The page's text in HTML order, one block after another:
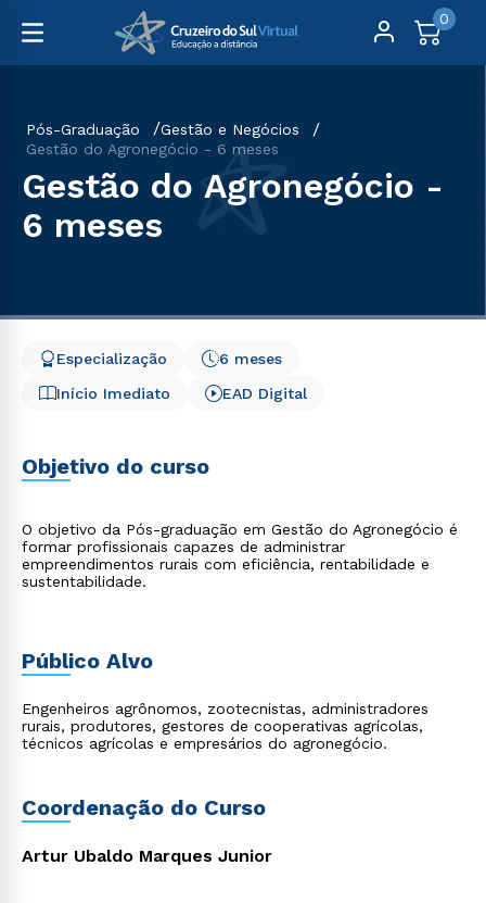
0
Pós-Graduação
Gestão e Negócios
Gestão do Agronegócio - 6 meses
Gestão do Agronegócio -
6 meses
Início Imediato
6 meses
Especialização
EAD Digital
Objetivo do curso
O objetivo da Pós-graduação em Gestão do Agronegócio é
formar profissionais capazes de administrar
empreendimentos rurais com eficiência, rentabilidade e
sustentabilidade.
Público Alvo
Engenheiros agrônomos, zootecnistas, administradores
rurais, produtores, gestores de cooperativas agrícolas,
técnicos agrícolas e empresários do agronegócio.
Coordenação do Curso
Artur Ubaldo Marques Junior